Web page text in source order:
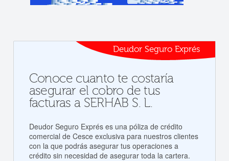
Deudor Seguro Exprés
Conoce cuanto te costaría
asegurar el cobro de tus
facturas a SERHAB S. L.
Deudor Seguro Exprés es una póliza de crédito
comercial de Cesce exclusiva para nuestros clientes
con la que podrás asegurar tus operaciones a
crédito sin necesidad de asegurar toda la cartera.